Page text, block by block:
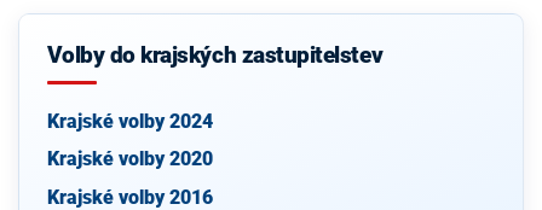
Volby do krajských zastupitelstev
Krajské volby 2024
Krajské volby 2020
Krajské volby 2016